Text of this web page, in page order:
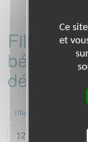
Filtrer
Effacer
12
Ce
et